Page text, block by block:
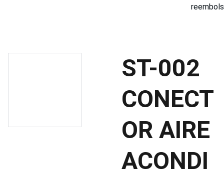
ST-002
CONECT
OR AIRE
ACONDI